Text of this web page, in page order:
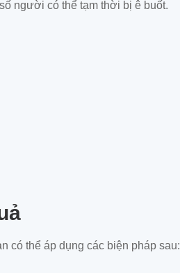
người có thể tạm thời bị ê buốt.
có thể áp dụng các biện pháp sau: